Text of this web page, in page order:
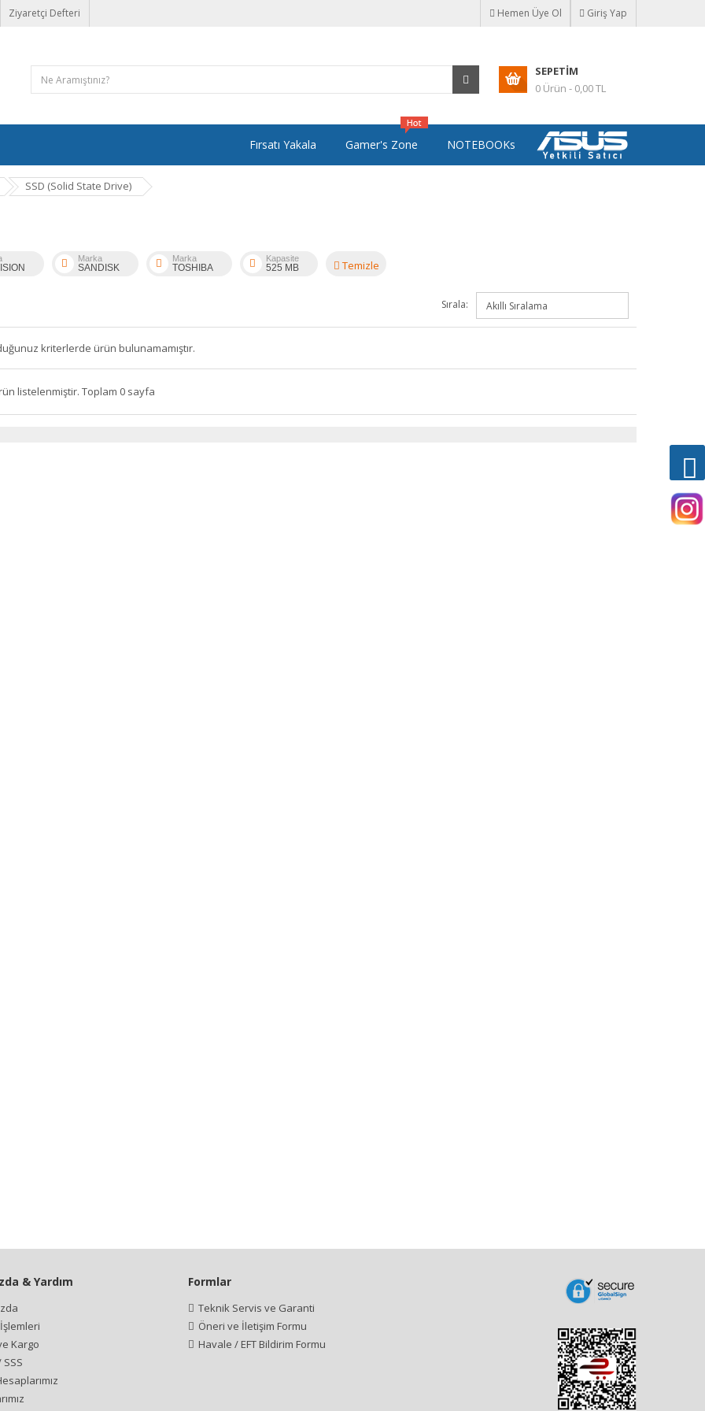
Ziyaretçi Defteri Hemen Üye Ol Giriş Yap
SEPETIM
0 Ürün - 0,00 TL
Fırsatı Yakala Gamer's Zone NOTEBOOKs
SSD (Solid State Drive)
Marka
SANDISK
Marka
TOSHIBA
Kapasite
525 MB Temizle
Sırala:
kriterlerde ürün bulunamamıştır.
listelenmiştir. Toplam 0 sayfa
& Yardım
Kargo
SSS
Formlar
Teknik Servis ve Garanti
Öneri ve İletişim Formu
Havale / EFT Bildirim Formu